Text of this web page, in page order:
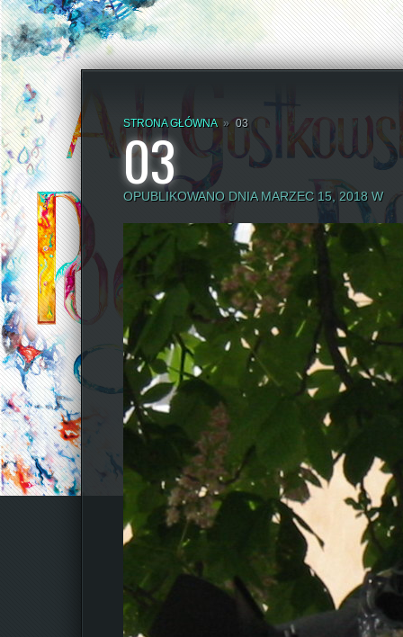
STRONA GŁÓWNA » 03
03
OPUBLIKOWANO DNIA MARZEC 15, 2018 W